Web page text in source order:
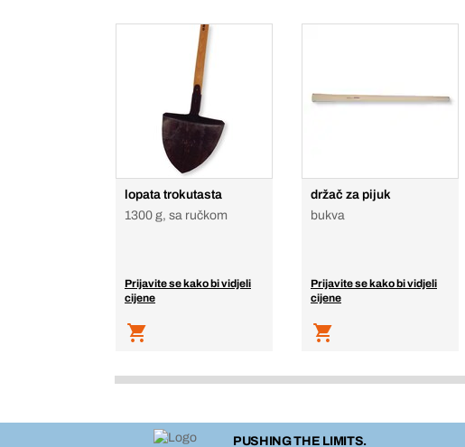
lopata trokutasta
1300 g, sa ručkom
Prijavite se kako bi vidjeli
cijene
držač za pijuk
bukva
Prijavite se kako bi vidjeli
cijene
PUSHING THE LIMITS.